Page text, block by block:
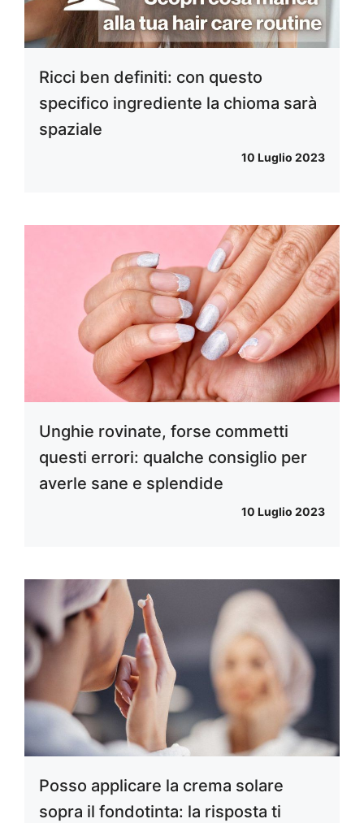
Ricci ben definiti: con questo
specifico ingrediente la chioma sarà
spaziale
10 Luglio 2023
Unghie rovinate, forse commetti
questi errori: qualche consiglio per
averle sane e splendide
10 Luglio 2023
Posso applicare la crema solare
sopra il fondotinta: la risposta ti